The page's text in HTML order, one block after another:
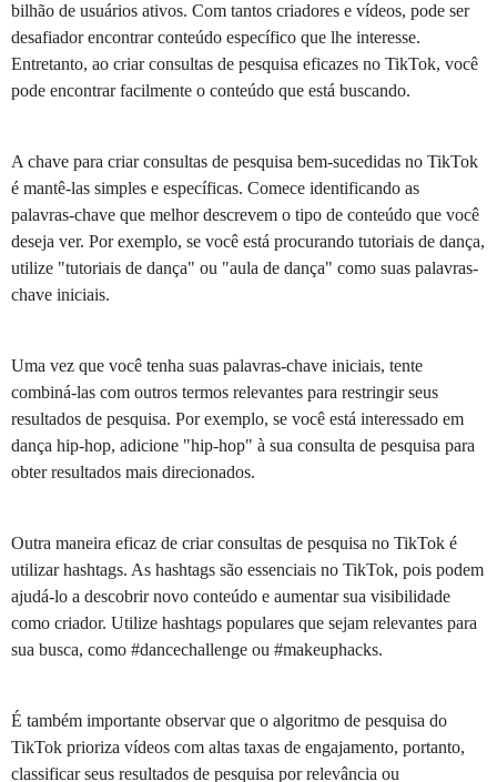
bilhão de usuários ativos. Com tantos criadores e vídeos, pode ser
desafiador encontrar conteúdo específico que lhe interesse.
Entretanto, ao criar consultas de pesquisa eficazes no TikTok, você
pode encontrar facilmente o conteúdo que está buscando.
A chave para criar consultas de pesquisa bem-sucedidas no TikTok
é mantê-las simples e específicas. Comece identificando as
palavras-chave que melhor descrevem o tipo de conteúdo que você
deseja ver. Por exemplo, se você está procurando tutoriais de dança,
utilize "tutoriais de dança" ou "aula de dança" como suas palavras-
chave iniciais.
Uma vez que você tenha suas palavras-chave iniciais, tente
combiná-las com outros termos relevantes para restringir seus
resultados de pesquisa. Por exemplo, se você está interessado em
dança hip-hop, adicione "hip-hop" à sua consulta de pesquisa para
obter resultados mais direcionados.
Outra maneira eficaz de criar consultas de pesquisa no TikTok é
utilizar hashtags. As hashtags são essenciais no TikTok, pois podem
ajudá-lo a descobrir novo conteúdo e aumentar sua visibilidade
como criador. Utilize hashtags populares que sejam relevantes para
sua busca, como #dancechallenge ou #makeuphacks.
É também importante observar que o algoritmo de pesquisa do
TikTok prioriza vídeos com altas taxas de engajamento, portanto,
classificar seus resultados de pesquisa por relevância ou